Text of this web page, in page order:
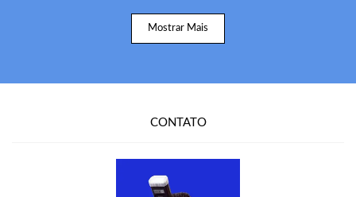
Mostrar Mais
CONTATO